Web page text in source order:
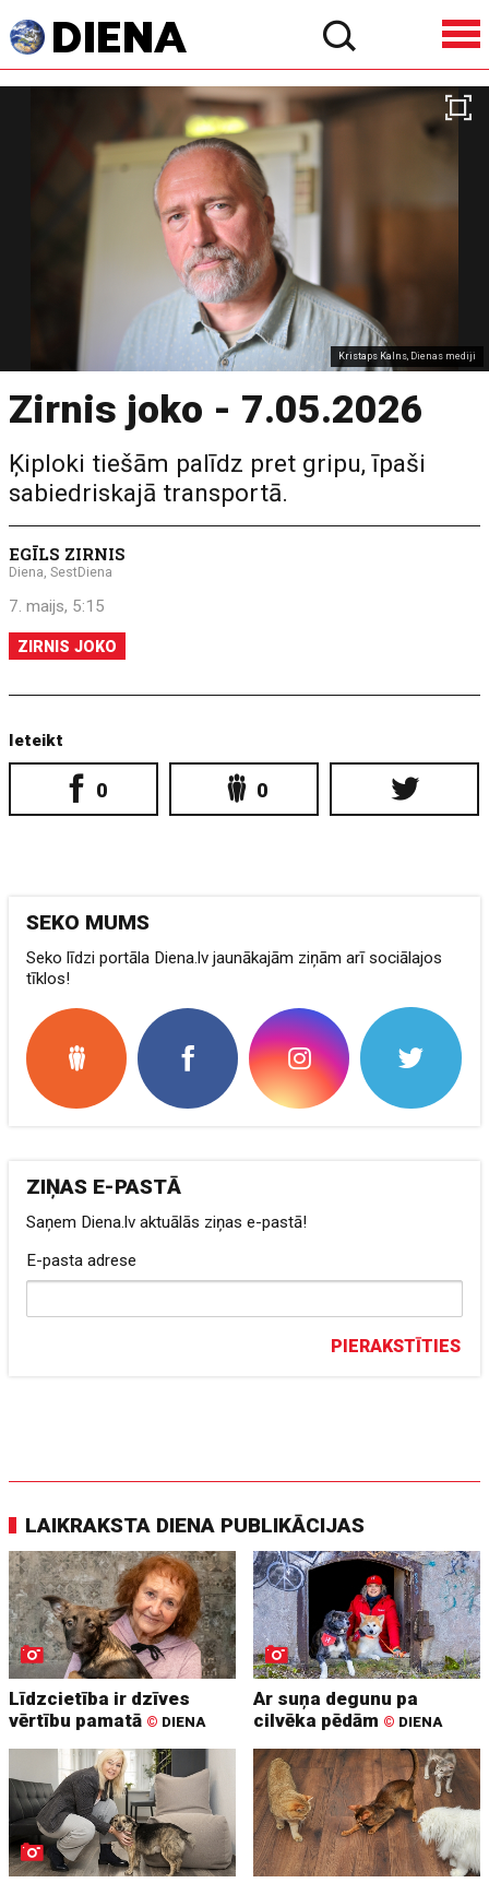
Kristaps Kalns, Dienas mediji
Zirnis joko - 7.05.2026
Ķiploki tiešām palīdz pret gripu, īpaši
sabiedriskajā transportā.
EGĪLS ZIRNIS
Diena, SestDiena
7. maijs, 5:15
ZIRNIS JOKO
Ieteikt
0 0
SEKO MUMS
Seko līdzi portāla Diena.lv jaunākajām ziņām arī sociālajos
tīklos!
ZIŅAS E-PASTĀ
Saņem Diena.lv aktuālās ziņas e-pastā!
E-pasta adrese
PIERAKSTĪTIES
LAIKRAKSTA DIENA PUBLIKĀCIJAS
Līdzcietība ir dzīves
vērtību pamatā © DIENA
Ar suņa degunu pa
cilvēka pēdām © DIENA